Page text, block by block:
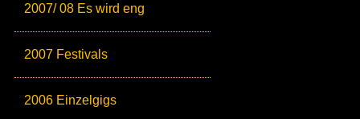
2007/ 08 Es wird eng
2007 Festivals
2006 Einzelgigs